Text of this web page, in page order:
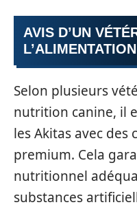
AVIS D’UN
L’ALIMENTATION
Selon plusieurs
nutrition canine, il
les Akitas avec
premium. Cela
nutritionnel
substances